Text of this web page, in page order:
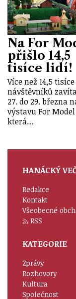
Na For
přišlo 14,5
tisíce lidí!
Více než 14,5 tisíce
návštěvníků
27. do 29. března
výstavu For Model
která…
HANÁCKÝ
Redakce
Kontakt
Všeobecné
RSS
KATEGORIE
Zprávy
Rozhovory
Kultura
Společnost